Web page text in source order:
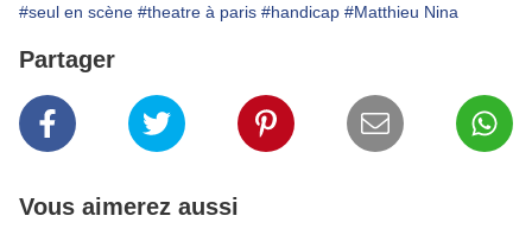
#seul en scène #theatre à paris #handicap #Matthieu Nina
Partager
Vous aimerez aussi